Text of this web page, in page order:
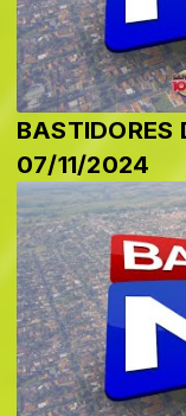
BASTIDORES
07/11/2024